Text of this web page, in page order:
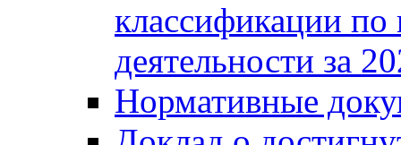
классификации
деятельности за
Нормативные